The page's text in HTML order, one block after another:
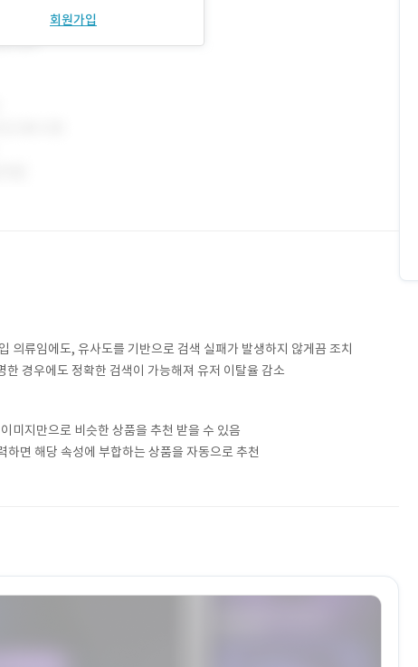
회원가입
의류임에도, 유사도를 기반으로 검색 실패가 발생하지 않게끔 조치
경우에도 정확한 검색이 가능해져 유저 이탈율 감소
미지만으로 비슷한 상품을 추천 받을 수 있음
면 해당 속성에 부합하는 상품을 자동으로 추천